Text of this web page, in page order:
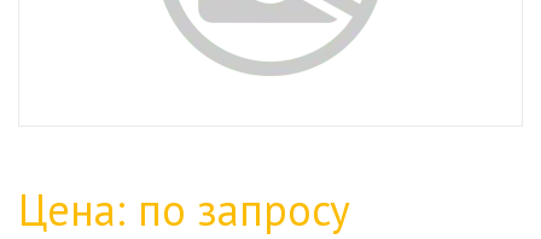
Цена: по запросу